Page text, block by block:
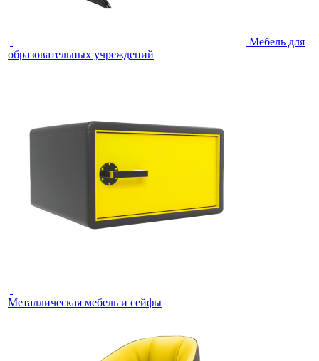
Мебель для
образовательных учреждений
Металлическая мебель и сейфы